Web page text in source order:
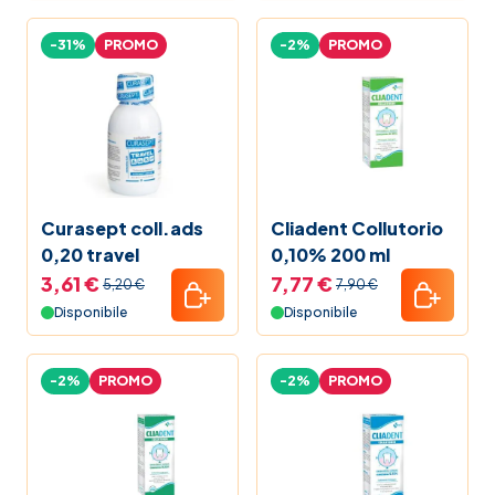
Curasept coll.ads
0,20 travel
-31% PROMO
3,61 € 5,20 €
Disponibile
Cliadent Collutorio
0,10% 200 ml
-2% PROMO
7,77 € 7,90 €
Disponibile
-2% PROMO -2% PROMO